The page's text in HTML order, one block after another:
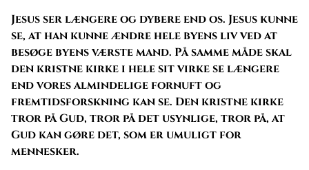
Jesus ser længere og dybere end os. Jesus kunne
se, at han kunne ændre hele byens liv ved at
besøge byens værste mand. På samme måde skal
den kristne kirke i hele sit virke se længere
end vores almindelige fornuft og
fremtidsforskning kan se. Den kristne kirke
tror på Gud, tror på det usynlige, tror på, at
Gud kan gøre det, som er umuligt for
mennesker.